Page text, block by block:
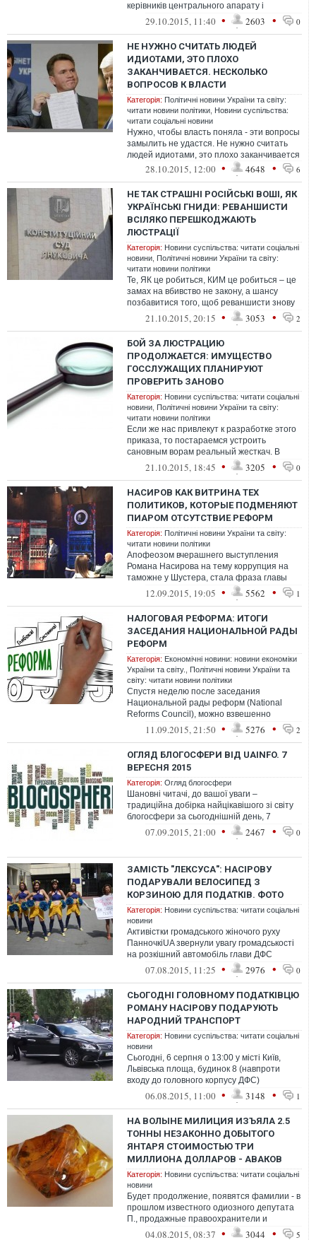
керівників центрального апарату і
територіальних органів рівня області й
29.10.2015, 11:40 • 2603 • 0
НЕ НУЖНО СЧИТАТЬ ЛЮДЕЙ
ИДИОТАМИ, ЭТО ПЛОХО
ЗАКАНЧИВАЕТСЯ. НЕСКОЛЬКО
ВОПРОСОВ К ВЛАСТИ
Категорія: Політичні новини України та світу:
читати новини політики Новини суспільства:
читати соціальні новини
Нужно, чтобы власть поняла - эти вопросы
замылить не удастся. Не нужно считать
людей идиотами, это плохо заканчивается
28.10.2015, 12:00 • 4648 • 6
НЕ ТАК СТРАШНІ РОСІЙСЬКІ ВОШІ, ЯК
УКРАЇНСЬКІ ГНИДИ: РЕВАНШИСТИ
ВСІЛЯКО ПЕРЕШКОДЖАЮТЬ
ЛЮСТРАЦІЇ
Категорія: Новини суспільства: читати соціальні
новини Політичні новини України та світу:
читати новини політики
Те, ЯК це робиться, КИМ це робиться – це
замах на вбивство не закону, а шансу
позбавитися того, щоб реваншисти знову
отримали доступ до ПОСАД.
21.10.2015, 20:15 • 3053 • 2
БОЙ ЗА ЛЮСТРАЦИЮ
ПРОДОЛЖАЕТСЯ: ИМУЩЕСТВО
ГОССЛУЖАЩИХ ПЛАНИРУЮТ
ПРОВЕРИТЬ ЗАНОВО
Категорія: Новини суспільства: читати соціальні
новини Політичні новини України та світу:
читати новини політики
Если же нас привлекут к разработке этого
приказа, то постараемся устроить
сановным ворам реальный жесткач. В
общем, ждите ливня помоев в честнейших
21.10.2015, 18:45 • 3205 • 0
НАСИРОВ КАК ВИТРИНА ТЕХ
ПОЛИТИКОВ, КОТОРЫЕ ПОДМЕНЯЮТ
ПИАРОМ ОТСУТСТВИЕ РЕФОРМ
Категорія: Політичні новини України та світу:
читати новини політики
Апофеозом вчерашнего выступления
Романа Насирова на тему коррупция на
таможне у Шустера, стала фраза главы
ГФС: "Я чист как слеза". И могло сложиться
12.09.2015, 19:05 • 5562 • 1
НАЛОГОВАЯ РЕФОРМА: ИТОГИ
ЗАСЕДАНИЯ НАЦИОНАЛЬНОЙ РАДЫ
РЕФОРМ
Категорія: Економічні новини: новини економіки
України та світу.
Політичні новини України та
світу: читати новини політики
Спустя неделю после заседания
Национальной рады реформ (National
Reforms Council), можно взвешенно
сделать несколько выводов относительно
11.09.2015, 21:50 • 5276 • 2
ОГЛЯД БЛОГОСФЕРИ ВІД UAINFO. 7
ВЕРЕСНЯ 2015
Категорія: Огляд блогосфери
Шановні читачі, до вашої уваги –
традиційна добірка найцікавішого зі світу
блогосфери за сьогоднішній день, 7
вересня07.09.2015, 21:00 • 2467 • 0
ЗАМІСТЬ "ЛЕКСУСА": НАСІРОВУ
ПОДАРУВАЛИ ВЕЛОСИПЕД З
КОРЗИНОЮ ДЛЯ ПОДАТКІВ. ФОТО
Категорія: Новини суспільства: читати соціальні
новини
Активістки громадського жіночого руху
ПанночкіUA звернули увагу громадськості
на розкішний автомобіль глави ДФС
Романа Насірова, який раніше належав О...
07.08.2015, 11:25 • 2976 • 0
СЬОГОДНІ ГОЛОВНОМУ ПОДАТКІВЦЮ
РОМАНУ НАСІРОВУ ПОДАРУЮТЬ
НАРОДНИЙ ТРАНСПОРТ
Категорія: Новини суспільства: читати соціальні
новини
Сьогодні, 6 серпня о 13:00 у місті Київ,
Львівська площа, будинок 8 (навпроти
входу до головного корпусу ДФС)
відбудеться акція протесту жіночої ініці...
06.08.2015, 11:00 • 3148 • 1
НА ВОЛЫНЕ МИЛИЦИЯ ИЗЪЯЛА 2.5
ТОННЫ НЕЗАКОННО ДОБЫТОГО
ЯНТАРЯ СТОИМОСТЬЮ ТРИ
МИЛЛИОНА ДОЛЛАРОВ - АВАКОВ
Категорія: Новини суспільства: читати соціальні
новини
Будет продолжение, появятся фамилии - в
прошлом известного одиозного депутата
П., продажные правоохранители и
чиновники.. - мы свою работу будем
04.08.2015, 08:37 • 3044 • 5